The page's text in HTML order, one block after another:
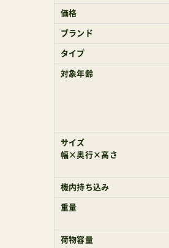
価格
ブランド
タイプ
対象年齢
サイズ
幅×奥行×高さ
機内持ち込み
重量
荷物容量